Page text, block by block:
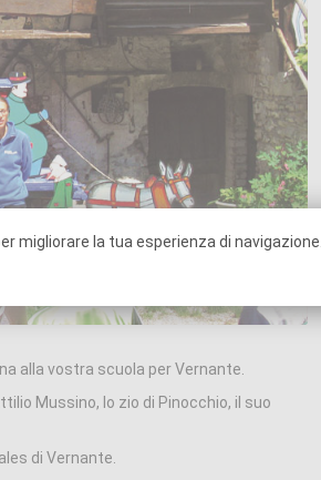
alla vostra scuola per Vernante.
Mussino, lo zio di Pinocchio, il suo
di Vernante.
migliorare la tua esperienza di navigazione.